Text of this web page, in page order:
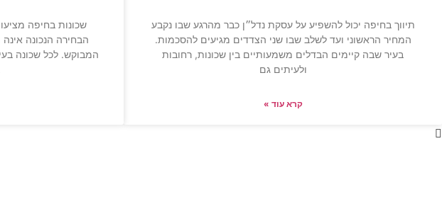
תיווך בחיפה יכול להשפיע על עסקת נדל״ן כבר מהרגע שבו נקבע
המחיר הראשוני ועד לשלב שבו שני הצדדים מגיעים להסכמות.
בעיר שבה קיימים הבדלים משמעותיים בין שכונות, רחובות
ולעיתים גם
קרא עוד »
שכונות בחיפה
הבחירה הנכונה
המבוקש. לכל שכונה